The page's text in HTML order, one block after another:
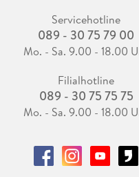
Servicehotline
089 - 30 75 79 00
Mo. - Sa. 9.00 - 18.00
Filialhotline
089 - 30 75 75 75
Mo. - Sa. 9.00 - 18.00